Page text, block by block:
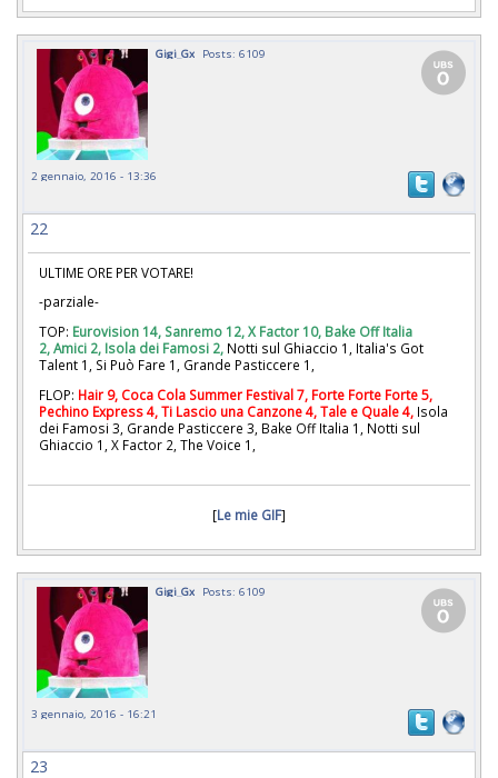
Gigi_Gx Posts: 6109
2 gennaio, 2016 - 13:36
22
ULTIME ORE PER VOTARE!
-parziale-
TOP: Eurovision 14, Sanremo 12, X Factor 10, Bake Off Italia
2, Amici 2, Isola dei Famosi 2, Notti sul Ghiaccio 1, Italia's Got
Talent 1, Si Può Fare 1, Grande Pasticcere 1,
FLOP: Hair 9, Coca Cola Summer Festival 7, Forte Forte Forte 5,
Pechino Express 4, Ti Lascio una Canzone 4, Tale e Quale 4, Isola
dei Famosi 3, Grande Pasticcere 3, Bake Off Italia 1, Notti sul
Ghiaccio 1, X Factor 2, The Voice 1,
[Le mie GIF]
Gigi_Gx Posts: 6109
3 gennaio, 2016 - 16:21
23